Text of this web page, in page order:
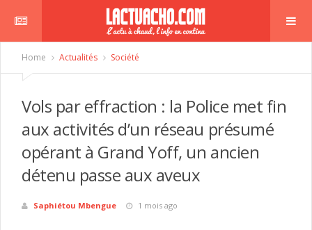
Home Actualités Société
Vols par effraction : la Police met fin
aux activités d’un réseau présumé
opérant à Grand Yoff, un ancien
détenu passe aux aveux
Saphiétou Mbengue 1 mois ago